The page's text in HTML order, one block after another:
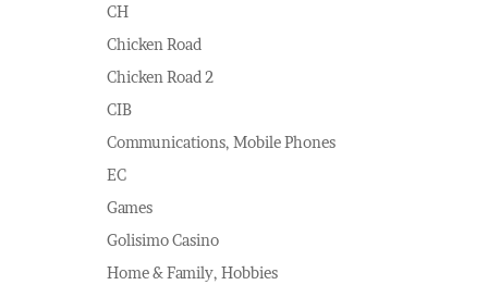
CH
Chicken Road
Chicken Road 2
CIB
Communications, Mobile Phones
EC
Games
Golisimo Casino
Home & Family, Hobbies